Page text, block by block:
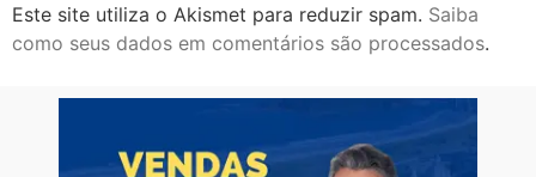
Este site utiliza o Akismet para reduzir spam. Saiba
como seus dados em comentários são processados.